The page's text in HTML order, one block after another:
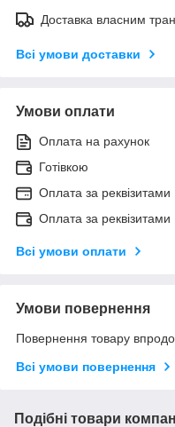
Доставка власним
Всі умови доставки
Умови оплати
Оплата на рахунок
Готівкою
Оплата за реквізитами
Оплата за реквізитами
Всі умови оплати
Умови повернення
Повернення товару
Всі умови повернення
Подібні товари